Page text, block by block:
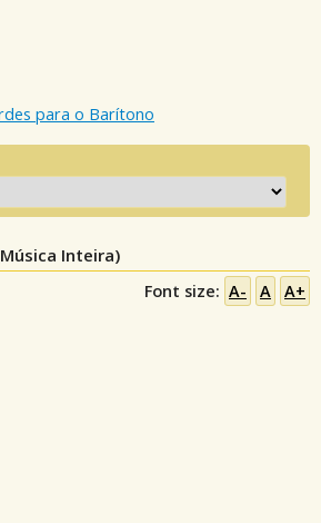
para o Barítono
Inteira)
Font size: A- A A+